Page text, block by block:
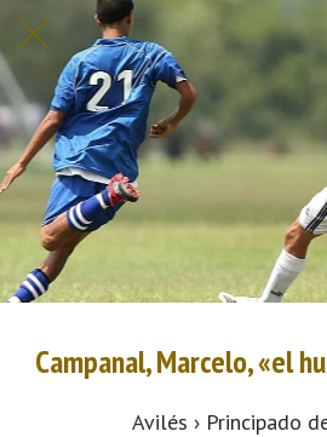
Campanal, Marcelo, «el
Avilés › Principado